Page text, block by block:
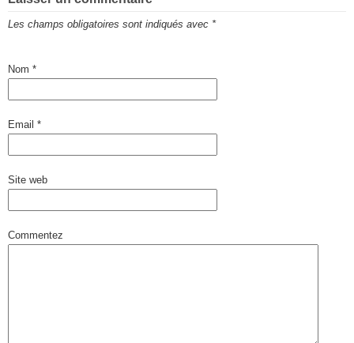
Les champs obligatoires sont indiqués avec *
Nom *
Email *
Site web
Commentez